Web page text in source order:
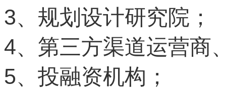
3、规划设计研究院；
4、第三方渠道运营商
5、投融资机构；